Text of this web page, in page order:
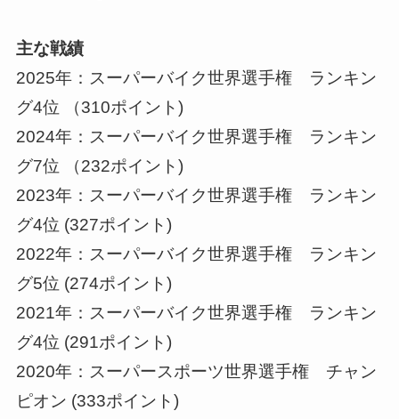
主な戦績
2025年：スーパーバイク世界選手権 ランキン
グ4位 （310ポイント)
2024年：スーパーバイク世界選手権 ランキン
グ7位 （232ポイント)
2023年：スーパーバイク世界選手権 ランキン
グ4位 (327ポイント)
2022年：スーパーバイク世界選手権 ランキン
グ5位 (274ポイント)
2021年：スーパーバイク世界選手権 ランキン
グ4位 (291ポイント)
2020年：スーパースポーツ世界選手権 チャン
ピオン (333ポイント)